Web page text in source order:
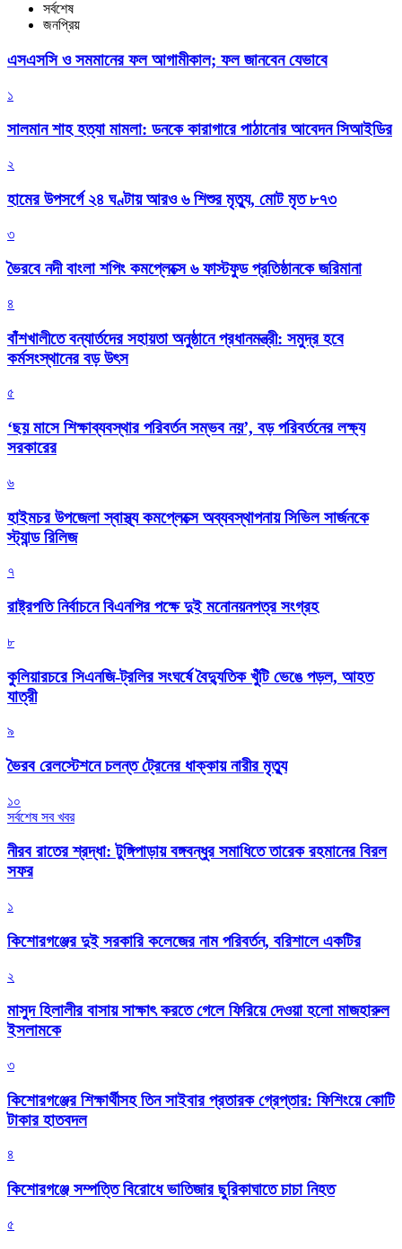
সর্বশেষ
জনপ্রিয়
এসএসসি ও সমমানের ফল আগামীকাল; ফল জানবেন যেভাবে
১
সালমান শাহ হত্যা মামলা: ডনকে কারাগারে পাঠানোর আবেদন সিআইডির
২
হামের উপসর্গে ২৪ ঘণ্টায় আরও ৬ শিশুর মৃত্যু, মোট মৃত ৮৭৩
৩
ভৈরবে নদী বাংলা শপিং কমপ্লেক্সে ৬ ফাস্টফুড প্রতিষ্ঠানকে জরিমানা
৪
বাঁশখালীতে বন্যার্তদের সহায়তা অনুষ্ঠানে প্রধানমন্ত্রী: সমুদ্র হবে
কর্মসংস্থানের বড় উৎস
৫
‘ছয় মাসে শিক্ষাব্যবস্থার পরিবর্তন সম্ভব নয়’, বড় পরিবর্তনের লক্ষ্য
সরকারের
৬
হাইমচর উপজেলা স্বাস্থ্য কমপ্লেক্সে অব্যবস্থাপনায় সিভিল সার্জনকে
স্ট্যান্ড রিলিজ
৭
রাষ্ট্রপতি নির্বাচনে বিএনপির পক্ষে দুই মনোনয়নপত্র সংগ্রহ
৮
কুলিয়ারচরে সিএনজি-ট্রলির সংঘর্ষে বৈদ্যুতিক খুঁটি ভেঙে পড়ল, আহত
যাত্রী
৯
ভৈরব রেলস্টেশনে চলন্ত ট্রেনের ধাক্কায় নারীর মৃত্যু
১০
সর্বশেষ সব খবর
নীরব রাতের শ্রদ্ধা: টুঙ্গিপাড়ায় বঙ্গবন্ধুর সমাধিতে তারেক রহমানের বিরল
সফর
১
কিশোরগঞ্জের দুই সরকারি কলেজের নাম পরিবর্তন, বরিশালে একটির
২
মাসুদ হিলালীর বাসায় সাক্ষাৎ করতে গেলে ফিরিয়ে দেওয়া হলো মাজহারুল
ইসলামকে
৩
কিশোরগঞ্জের শিক্ষার্থীসহ তিন সাইবার প্রতারক গ্রেপ্তার: ফিশিংয়ে কোটি
টাকার হাতবদল
৪
কিশোরগঞ্জে সম্পত্তি বিরোধে ভাতিজার ছুরিকাঘাতে চাচা নিহত
৫